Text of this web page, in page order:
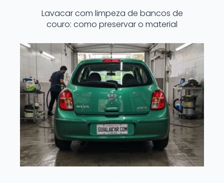
Lavacar com limpeza de bancos de
couro: como preservar o material